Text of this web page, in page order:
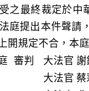
之最終裁定於中
庭提出本件聲請
開規定不合，本
審判
大法官 謝
大法官 蔡